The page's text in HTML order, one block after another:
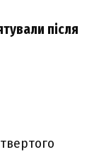
після